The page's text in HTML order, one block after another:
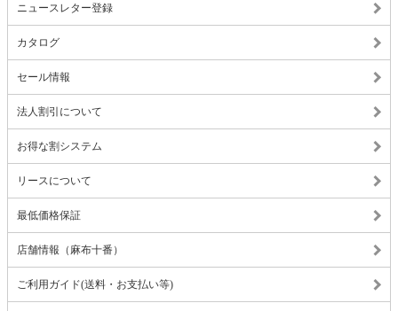
ニュースレター登録
カタログ
セール情報
法人割引について
お得な割システム
リースについて
最低価格保証
店舗情報（麻布十番）
ご利用ガイド(送料・お支払い等)